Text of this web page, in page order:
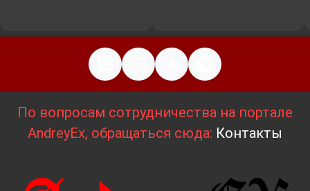
По вопросам сотрудничества на портале
AndreyEx, обращаться сюда: Контакты